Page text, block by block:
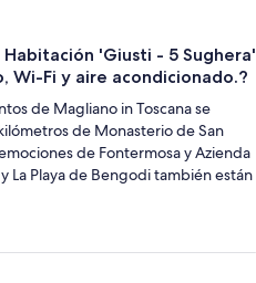
'Giusti - 5 Sughera'
Wi-Fi y aire acondicionado.?
de Magliano in Toscana se
de Monasterio de San
de Fontermosa y Azienda
La Playa de Bengodi también están